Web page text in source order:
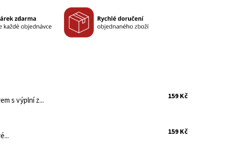
s výplní z... 159 Kč
159 Kč